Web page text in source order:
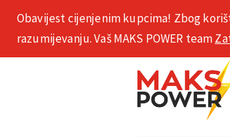
+385 1 2002
Obavijest cijenjenim kupcima! Zbog
razumijevanju. Vaš MAKS POWER team